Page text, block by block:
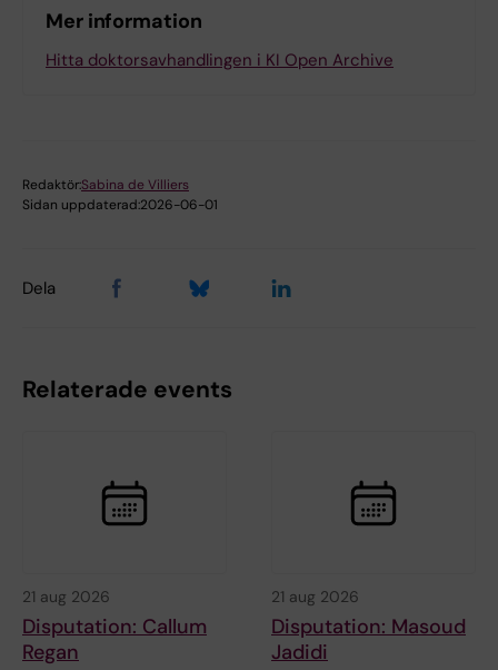
Mer information
Hitta doktorsavhandlingen i KI Open Archive
Redaktör:Sabina de Villiers
Sidan uppdaterad:2026-06-01
Dela
Relaterade events
21 aug 2026
Disputation: Callum
Regan
21 aug 2026
Disputation: Masoud
Jadidi